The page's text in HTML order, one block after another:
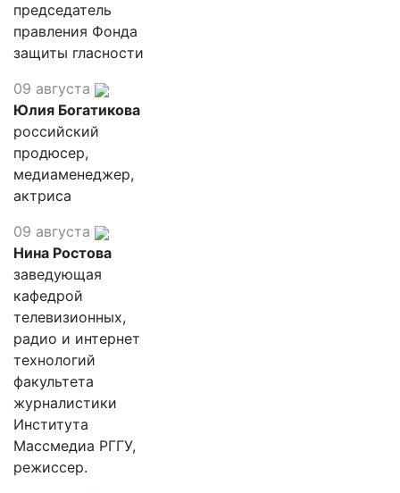
председатель
правления Фонда
защиты гласности
09 августа
Юлия Богатикова
российский
продюсер,
медиаменеджер,
актриса
09 августа
Нина Ростова
заведующая
кафедрой
телевизионных,
радио и интернет
технологий
факультета
журналистики
Института
Массмедиа РГГУ,
режиссер.